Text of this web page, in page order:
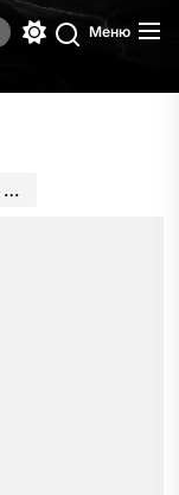
Поиск
Меню